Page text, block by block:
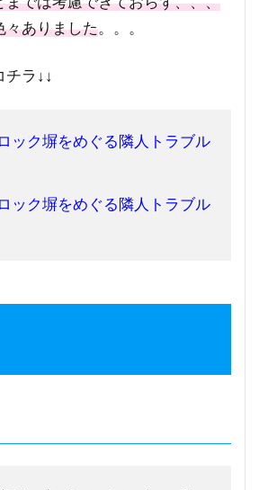
々ありました。。。
チラ↓↓
ック塀をめぐる隣人トラブル
ック塀をめぐる隣人トラブル